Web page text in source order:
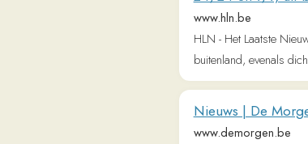
Nieuws | De Morgen
Het laatste nieuws met
Morgen.
Knack.be - Nieuws,
www.knack.be